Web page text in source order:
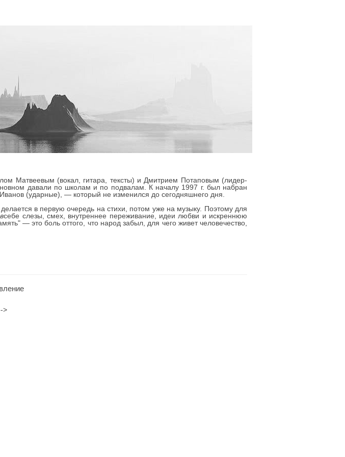
Матвеевым (вокал, гитара, тексты) и Дмитрием Потаповым (лидер-
давали по школам и по подвалам. К началу 1997 г. был набран
(ударные), — который не изменился до сегодняшнего дня.
в первую очередь на стихи, потом уже на музыку. Поэтому для
всебе слезы, смех, внутреннее переживание, идеи любви и искреннюю
— это боль оттого, что народ забыл, для чего живет человечество,
>